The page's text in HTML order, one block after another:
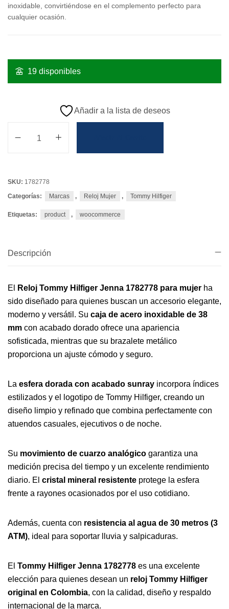
inoxidable, convirtiéndose en el complemento perfecto para
cualquier ocasión.
19 disponibles
Añadir a la lista de deseos
SKU: 1782778
Categorías:
Marcas , Reloj Mujer , Tommy Hilfiger
Etiquetas: product , woocommerce
Descripción
El Reloj Tommy Hilfiger Jenna 1782778 para mujer ha
sido diseñado para quienes buscan un accesorio elegante,
moderno y versátil. Su caja de acero inoxidable de 38
mm con acabado dorado ofrece una apariencia
sofisticada, mientras que su brazalete metálico
proporciona un ajuste cómodo y seguro.
La esfera dorada con acabado sunray incorpora índices
estilizados y el logotipo de Tommy Hilfiger, creando un
diseño limpio y refinado que combina perfectamente con
atuendos casuales, ejecutivos o de noche.
Su movimiento de cuarzo analógico garantiza una
medición precisa del tiempo y un excelente rendimiento
diario. El cristal mineral resistente protege la esfera
frente a rayones ocasionados por el uso cotidiano.
Además, cuenta con resistencia al agua de 30 metros (3
ATM), ideal para soportar lluvia y salpicaduras.
El Tommy Hilfiger Jenna 1782778 es una excelente
elección para quienes desean un reloj Tommy Hilfiger
original en Colombia, con la calidad, diseño y respaldo
internacional de la marca.